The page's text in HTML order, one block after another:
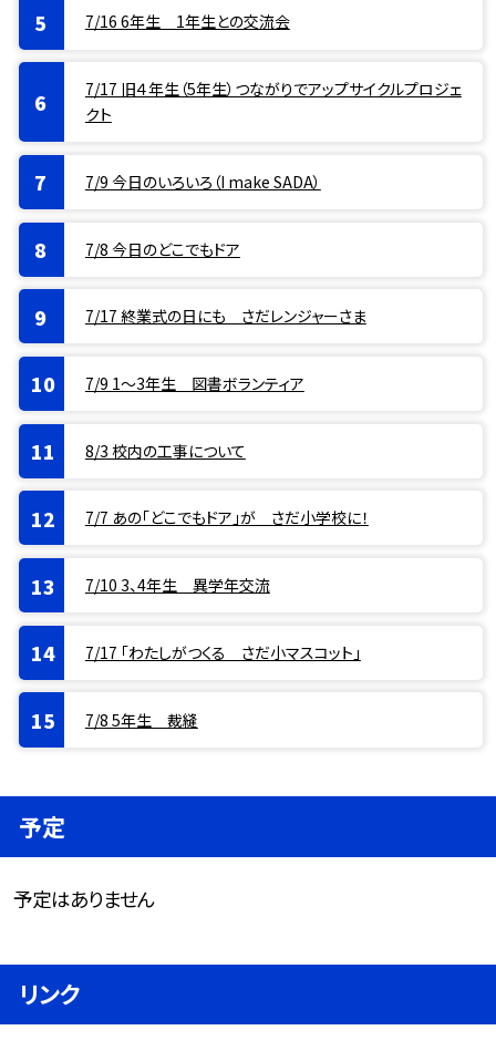
7/16 6年生 1年生との交流会
7/17 旧４年生（5年生）つながりでアップサイクルプロジェ
クト
7/9 今日のいろいろ（I make SADA）
7/8 今日のどこでもドア
7/17 終業式の日にも さだレンジャーさま
7/9 1〜3年生 図書ボランティア
8/3 校内の工事について
7/7 あの「どこでもドア」が さだ小学校に！
7/10 3、4年生 異学年交流
7/17 「わたしがつくる さだ小マスコット」
7/8 5年生 裁縫
予定
予定はありません
リンク